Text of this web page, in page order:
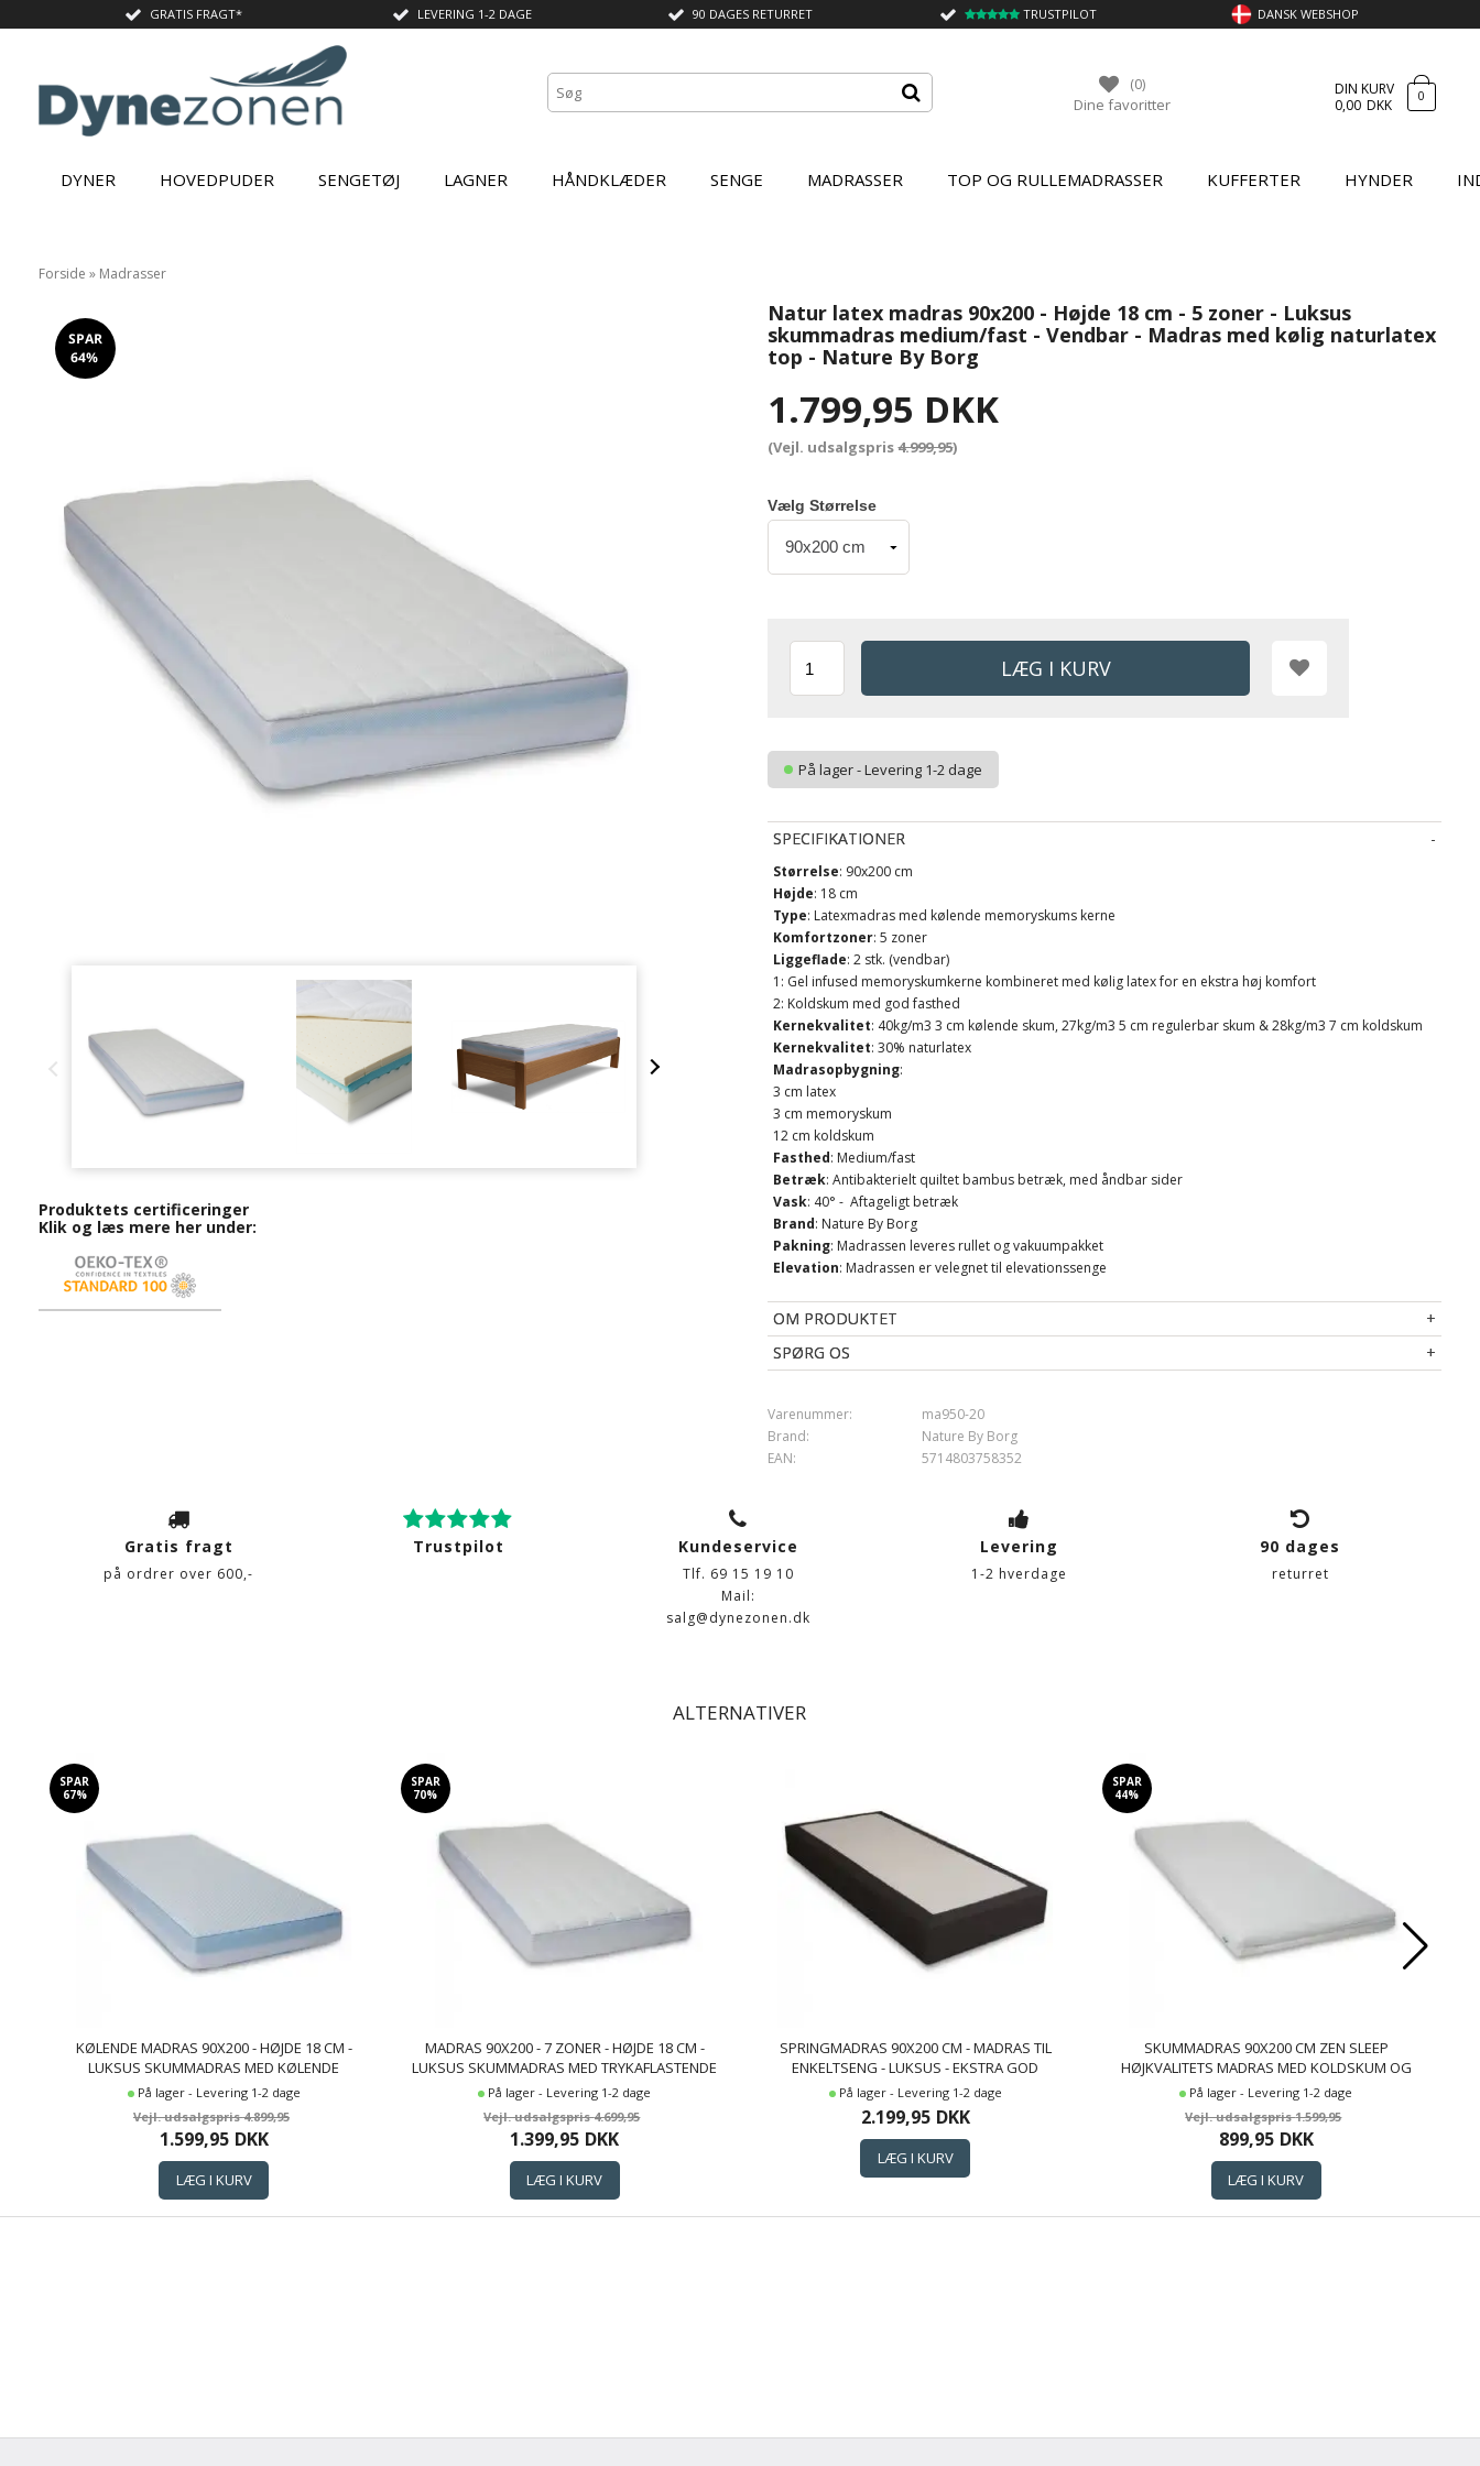
GRATIS FRAGT* LEVERING 1-2 DAGE 90 DAGES RETURRET TRUSTPILOT DANSK WEBSHOP
(0)
Dine favoritter
DIN KURV
0,00 DKK 0
DYNER HOVEDPUDER SENGETØJ LAGNER HÅNDKLÆDER SENGE MADRASSER TOP OG RULLEMADRASSER KUFFERTER HYNDER
Forside » Madrasser
SPAR
64%
Produktets certificeringer
Klik og læs mere her under:
Natur latex madras 90x200 - Højde 18 cm - 5 zoner - Luksus
skummadras medium/fast - Vendbar - Madras med kølig naturlatex
top - Nature By Borg
1.799,95 DKK
(Vejl. udsalgspris4.999,95)
Vælg Størrelse
På lager - Levering 1-2 dage
SPECIFIKATIONER
Størrelse: 90x200 cm
Højde: 18 cm
Type: Latexmadras med kølende memoryskums kerne
Komfortzoner: 5 zoner
Liggeflade: 2 stk. (vendbar)
1: Gel infused memoryskumkerne kombineret med kølig latex for en ekstra høj komfort
2: Koldskum med god fasthed
Kernekvalitet: 40kg/m3 3 cm kølende skum, 27kg/m3 5 cm regulerbar skum & 28kg/m3 7 cm koldskum
Kernekvalitet: 30% naturlatex
Madrasopbygning:
3 cm latex
3 cm memoryskum
12 cm koldskum
Fasthed: Medium/fast
Betræk: Antibakterielt quiltet bambus betræk, med åndbar sider
Vask: 40° - Aftageligt betræk
Brand: Nature By Borg
Pakning: Madrassen leveres rullet og vakuumpakket
Elevation: Madrassen er velegnet til elevationssenge
OM PRODUKTET
SPØRG OS
ma950-20
Varenummer:
Nature By Borg
Brand:
5714803758352
EAN:
Gratis fragt
på ordrer over 600,-
Trustpilot Kundeservice
Tlf. 69 15 19 10
Mail:
salg@dynezonen.dk
Levering
1-2 hverdage
90 dages
returret
ALTERNATIVER
SPAR
67%
KØLENDE MADRAS 90X200 - HØJDE 18 CM -
LUKSUS SKUMMADRAS MED KØLENDE
MEMORYSKUM - 7 ZONER - SLEEP TECH BY BORG
På lager - Levering 1-2 dage
4.899,95
1.599,95 DKK
SPAR
70%
MADRAS 90X200 - 7 ZONER - HØJDE 18 CM -
LUKSUS SKUMMADRAS MED TRYKAFLASTENDE
MEMORYSKUM - EXCELLENT BY BORG
På lager - Levering 1-2 dage
4.699,95
1.399,95 DKK
SPRINGMADRAS 90X200 CM - MADRAS TIL
ENKELTSENG - LUKSUS - EKSTRA GOD
SPRINGMADRAS
På lager - Levering 1-2 dage
2.199,95 DKK
SPAR
44%
SKUMMADRAS 90X200 CM ZEN SLEEP
HØJKVALITETS MADRAS MED KOLDSKUM OG
BAMBUS BETRÆK
På lager - Levering 1-2 dage
1.599,95
899,95 DKK